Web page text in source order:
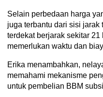
Selain perbedaan harga
juga terbantu dari sisi
terdekat berjarak sekitar
memerlukan waktu dan
Erika menambahkan,
memahami mekanisme
untuk pembelian BBM